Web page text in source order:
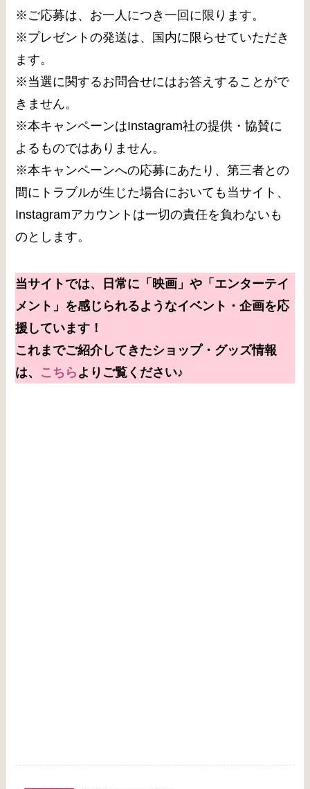
※ご応募は、お一人につき一回に限ります。
※プレゼントの発送は、国内に限らせていただき
ます。
※当選に関するお問合せにはお答えすることがで
きません。
※本キャンペーンはInstagram社の提供・協賛に
よるものではありません。
※本キャンペーンへの応募にあたり、第三者との
間にトラブルが生じた場合においても当サイト、
Instagramアカウントは一切の責任を負わないも
のとします。
当サイトでは、日常に「映画」や「エンターテイ
メント」を感じられるようなイベント・企画を応
援しています！
これまでご紹介してきたショップ・グッズ情報
は、 こちら よりご覧ください♪